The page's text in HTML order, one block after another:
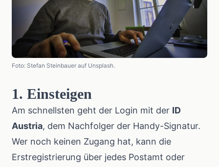
Foto: Stefan Steinbauer auf Unsplash.
1. Einsteigen
Am schnellsten geht der Login mit der ID
Austria, dem Nachfolger der Handy-Signatur.
Wer noch keinen Zugang hat, kann die
Erstregistrierung über jedes Postamt oder